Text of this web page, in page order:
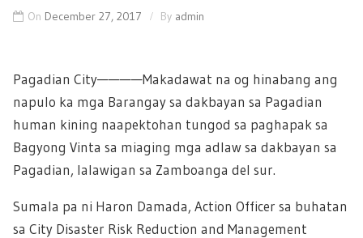
On December 27, 2017 By admin
Pagadian City————Makadawat na og hinabang ang
napulo ka mga Barangay sa dakbayan sa Pagadian
human kining naapektohan tungod sa paghapak sa
Bagyong Vinta sa miaging mga adlaw sa dakbayan sa
Pagadian, lalawigan sa Zamboanga del sur.
Sumala pa ni Haron Damada, Action Officer sa buhatan
sa City Disaster Risk Reduction and Management